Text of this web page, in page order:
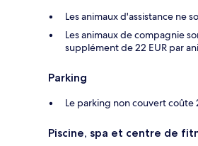
Les animaux d'assistance ne
Les animaux de compagnie
supplément de 22 EUR par
Parking
Le parking non couvert coûte
Piscine, spa et centre de